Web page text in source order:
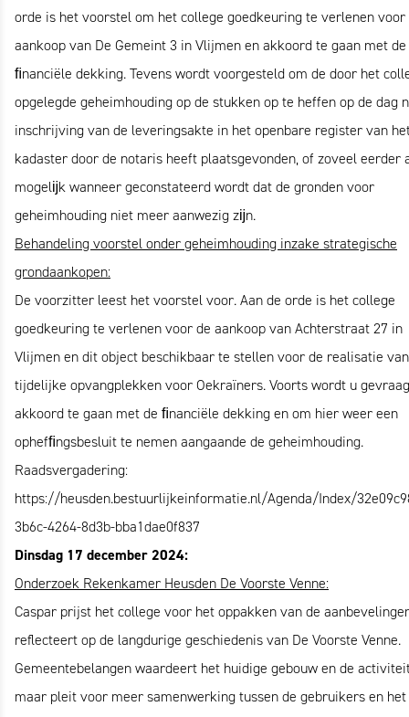
orde is het voorstel om het college goedkeuring te verlenen voor
aankoop van De Gemeint 3 in Vlijmen en akkoord te gaan met de
ﬁnanciële dekking. Tevens wordt voorgesteld om de door het
opgelegde geheimhouding op de stukken op te heffen op de dag
inschrijving van de leveringsakte in het openbare register van
kadaster door de notaris heeft plaatsgevonden, of zoveel eerder
mogelĳk wanneer geconstateerd wordt dat de gronden voor
geheimhouding niet meer aanwezig zĳn.
Behandeling voorstel onder geheimhouding inzake strategische
grondaankopen:
De voorzitter leest het voorstel voor. Aan de orde is het college
goedkeuring te verlenen voor de aankoop van Achterstraat 27 in
Vlijmen en dit object beschikbaar te stellen voor de realisatie
tijdelijke opvangplekken voor Oekraïners. Voorts wordt u
akkoord te gaan met de ﬁnanciële dekking en om hier weer een
ophefﬁngsbesluit te nemen aangaande de geheimhouding.
Raadsvergadering:
https://heusden.bestuurlijkeinformatie.nl/Agenda/Index/
3b6c-4264-8d3b-bba1dae0f837
Dinsdag 17 december 2024:
Onderzoek Rekenkamer Heusden De Voorste Venne:
Caspar prijst het college voor het oppakken van de
reflecteert op de langdurige geschiedenis van De Voorste Venne.
Gemeentebelangen waardeert het huidige gebouw en de
maar pleit voor meer samenwerking tussen de gebruikers en het